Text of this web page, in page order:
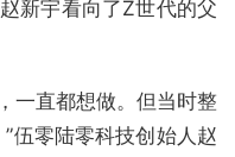
新宇看向了Z世代的父
一直都想做。但当时整
伍零陆零科技创始人赵